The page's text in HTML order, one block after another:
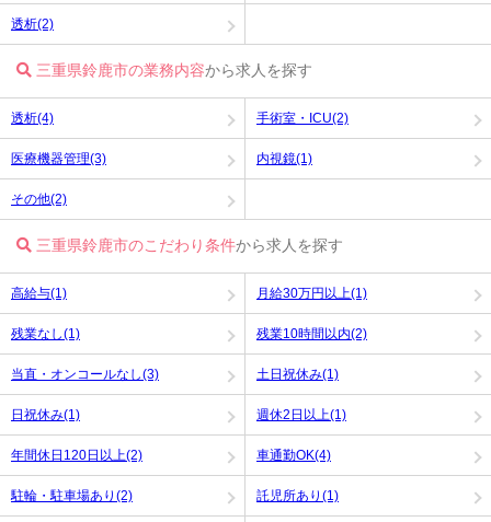
透析(2)
三重県鈴鹿市の業務内容から求人を探す
透析(4) 手術室・ICU(2)
医療機器管理(3) 内視鏡(1)
その他(2)
三重県鈴鹿市のこだわり条件から求人を探す
高給与(1) 月給30万円以上(1)
残業なし(1) 残業10時間以内(2)
当直・オンコールなし(3) 土日祝休み(1)
日祝休み(1) 週休2日以上(1)
年間休日120日以上(2) 車通勤OK(4)
駐輪・駐車場あり(2) 託児所あり(1)